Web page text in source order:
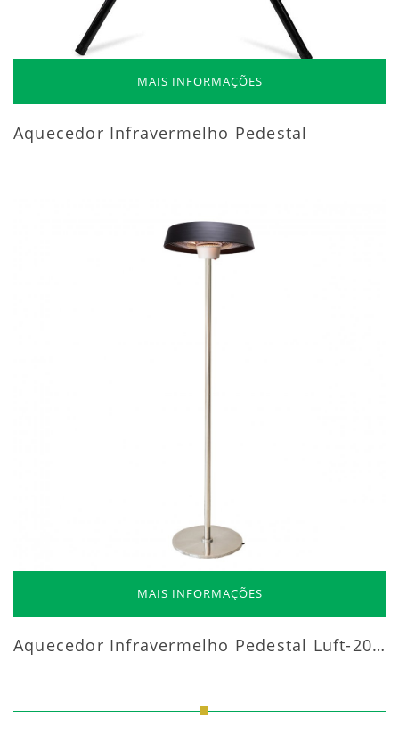
MAIS INFORMAÇÕES
Aquecedor Infravermelho Pedestal
MAIS INFORMAÇÕES
Aquecedor Infravermelho Pedestal Luft-20000